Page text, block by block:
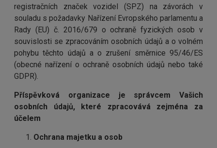
registračních značek vozidel (SPZ) na závorách v
souladu s požadavky Nařízení Evropského parlamentu a
Rady (EU) č. 2016/679 o ochraně fyzických osob v
souvislosti se zpracováním osobních údajů a o volném
pohybu těchto údajů a o zrušení směrnice 95/46/ES
(obecné nařízení o ochraně osobních údajů nebo také
GDPR).
Příspěvková organizace je správcem Vašich
osobních údajů, které zpracovává zejména za
účelem
Ochrana majetku a osob